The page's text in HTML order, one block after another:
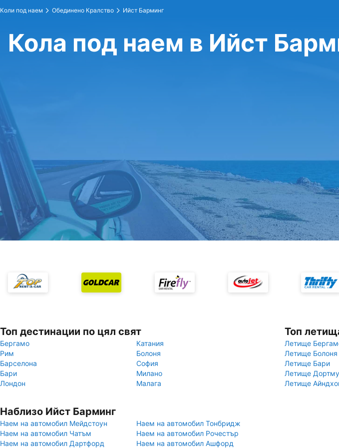
Коли под наем Обединено Кралство Ийст Барминг
Кола под наем в Ийст
Топ дестинации по цял свят
Бергамо
Катания
Рим
Болоня
Барселона
София
Бари
Милано
Лондон
Малага
Топ
Летище
Летище Болоня
Летище Бари
Летище
Летище
Наблизо Ийст Барминг
Наем на автомобил Мейдстоун
Наем на автомобил Тонбридж
Наем на автомобил Чатъм
Наем на автомобил Рочестър
Наем на автомобил Дартфорд
Наем на автомобил Ашфорд